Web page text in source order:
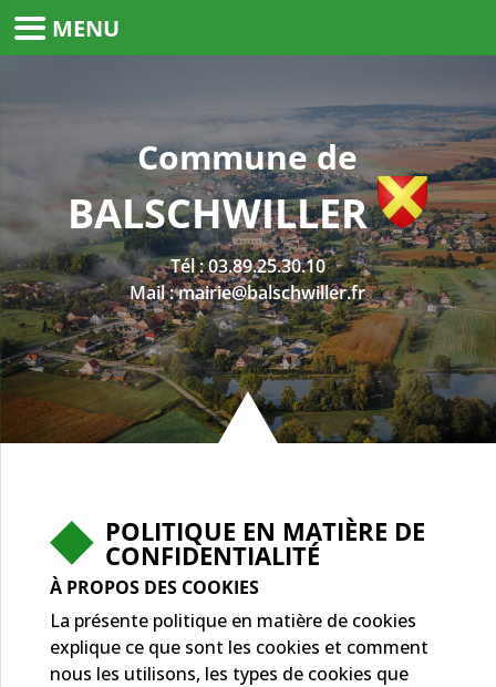
Commune de
BALSCHWILLER
Tél :03.89.25.30.10
Mail :mairie@balschwiller.fr
POLITIQUE EN MATIÈRE DE
CONFIDENTIALITÉ
À PROPOS DES COOKIES
La présente politique en matière de cookies
explique ce que sont les cookies et comment
nous les utilisons, les types de cookies que
MENU